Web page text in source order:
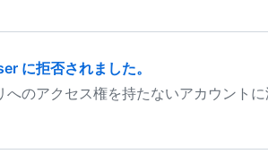
に拒否されました。
のアクセス権を持たないアカウントに